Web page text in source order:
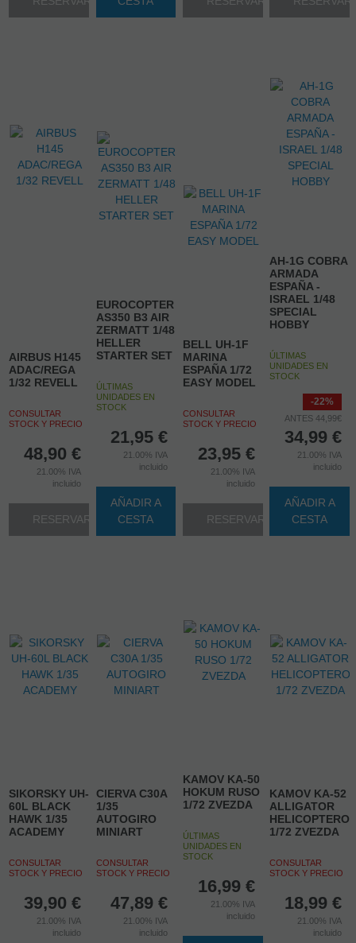
AIRBUS H145
ADAC/REGA
1/32 REVELL
CONSULTAR
STOCK Y PRECIO
48,90 €
21.00% IVA
incluido
RESERVAR
EUROCOPTER
AS350 B3 AIR
ZERMATT 1/48
HELLER
STARTER SET
ÚLTIMAS
UNIDADES EN
STOCK
21,95 €
21.00% IVA
incluido
AÑADIR A
CESTA
BELL UH-1F
MARINA
ESPAÑA 1/72
EASY MODEL
CONSULTAR
STOCK Y PRECIO
23,95 €
21.00% IVA
incluido
RESERVAR
AH-1G COBRA
ARMADA
ESPAÑA -
ISRAEL 1/48
SPECIAL
HOBBY
ÚLTIMAS
UNIDADES EN
STOCK
-22%
ANTES 44,99€
34,99 €
21.00% IVA
incluido
AÑADIR A
CESTA
SIKORSKY UH-
60L BLACK
HAWK 1/35
ACADEMY
CONSULTAR
STOCK Y PRECIO
39,90 €
21.00% IVA
incluido
CIERVA C30A
1/35
AUTOGIRO
MINIART
CONSULTAR
STOCK Y PRECIO
47,89 €
21.00% IVA
incluido
KAMOV KA-50
HOKUM RUSO
1/72 ZVEZDA
ÚLTIMAS
UNIDADES EN
STOCK
16,99 €
21.00% IVA
incluido
KAMOV KA-52
ALLIGATOR
HELICOPTERO
1/72 ZVEZDA
CONSULTAR
STOCK Y PRECIO
18,99 €
21.00% IVA
incluido